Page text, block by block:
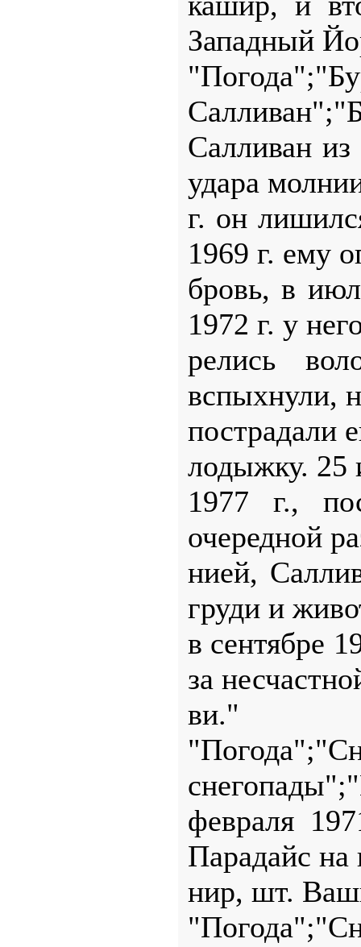
Западный
Салливан
удара
г. он
1969 г. ему
бровь, в
1972 г. у
релись
вспыхнули,
пострадали
лодыжку. 25
1977 г.,
очередной
нией,
груди и
в сентябре
за
ви."
февраля
Парадайс на
нир, шт.